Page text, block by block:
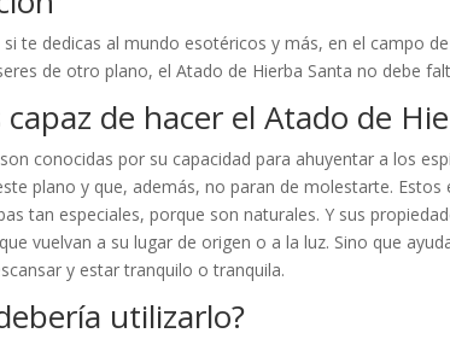
si te dedicas al mundo esotéricos y más, en el campo
de otro plano, el Atado de Hierba Santa no debe
capaz de hacer el Atado de
conocidas por su capacidad para ahuyentar a los
plano y que, además, no paran de molestarte. Estos
tan especiales, porque son naturales. Y sus
vuelvan a su lugar de origen o a la luz. Sino que
y estar tranquilo o tranquila.
utilizarlo?